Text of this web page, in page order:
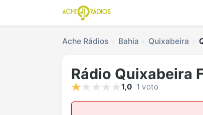
Ache Rádios Bahia Quixabeira
Rádio Quixabeira
1,0 1 voto